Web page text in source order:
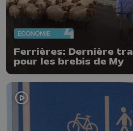
ECONOMIE
Ferrières: Dernière
pour les brebis de My